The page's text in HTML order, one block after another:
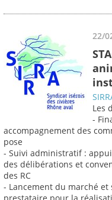
22/
Les
-
accompagnement des
pose
- Suivi administratif :
des délibérations et
des RC
- Lancement du marché